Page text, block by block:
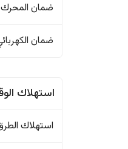
ضمان المحرك
ضمان
استهلاك
استهلاك